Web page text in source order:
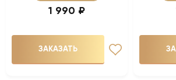
1 990 ₽
ЗАКАЗАТЬ